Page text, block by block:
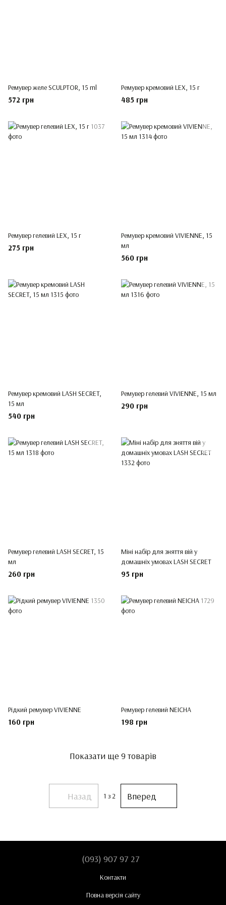
Ремувер желе SCULPTOR, 15 ml
572 грн
Ремувер кремовий LEX, 15 г
485 грн
Ремувер гелевий LEX, 15 г
275 грн
Ремувер кремовий VIVIENNE, 15
мл
560 грн
Ремувер кремовий LASH SECRET,
15 мл
540 грн
Ремувер гелевий VIVIENNE, 15 мл
290 грн
Ремувер гелевий LASH SECRET, 15
мл
260 грн
Міні набір для зняття вій у
домашніх умовах LASH SECRET
95 грн
Рідкий ремувер VIVIENNE
160 грн
Ремувер гелевий NEICHA
198 грн
Показати ще 9 товарів
Назад 1 з 2 Вперед
(093) 907 97 27
Контакти
Повна версія сайту